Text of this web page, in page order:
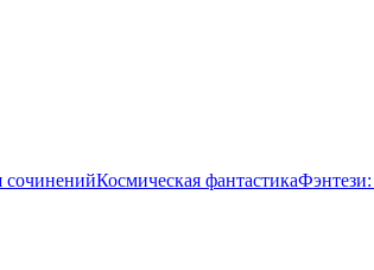
сочиненийКосмическая фантастика